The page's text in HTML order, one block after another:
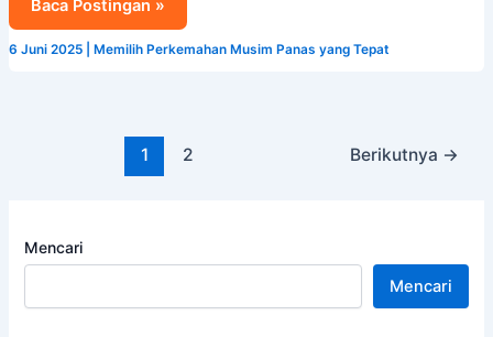
Baca Postingan »
6 Juni 2025 Memilih Perkemahan Musim Panas yang Tepat
1 2 Berikutnya →
Mencari
Mencari